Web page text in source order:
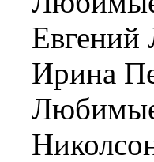
Евгений
Ирина